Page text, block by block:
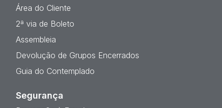
Área do Cliente
2ª via de Boleto
Assembleia
Devolução de Grupos Encerrados
Guia do Contemplado
Segurança